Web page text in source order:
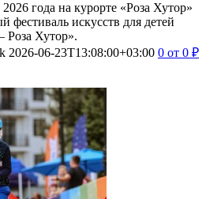
года на курорте «Роза Хутор»
фестиваль искусств для детей
Хутор».
2026-06-23T13:08:00+03:00 0 от 0 ₽